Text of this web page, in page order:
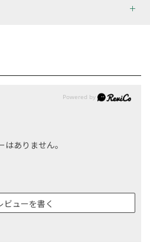
はありません。
ビューを書く